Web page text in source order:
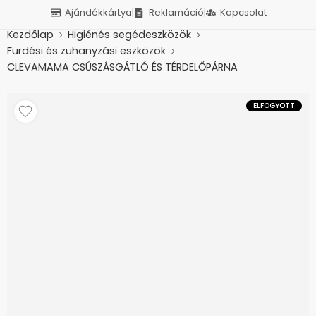
Ajándékkártya Reklamáció Kapcsolat
Kezdőlap
Higiénés segédeszközök
Fürdési és zuhanyzási eszközök
CLEVAMAMA CSÚSZÁSGÁTLÓ ÉS TÉRDELŐPÁRNA
ELFOGYOTT